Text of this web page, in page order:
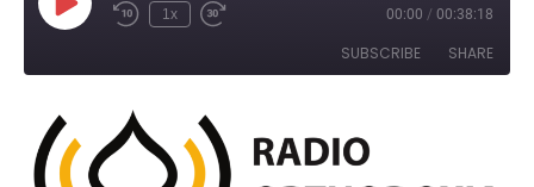
Play
EpisodeRewind
1x
Fast
seconds
00:00 / 00:38:18
SUBSCRIBE SHARE
RSS FEED
SHARE
LINK